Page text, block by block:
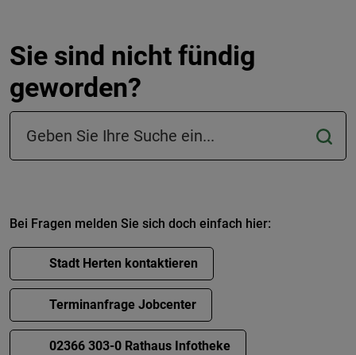
Sie sind nicht fündig
geworden?
Suchfeld in der Fußzeile
Bei Fragen melden Sie sich doch einfach hier:
Stadt Herten kontaktieren
Terminanfrage Jobcenter
02366 303-0 Rathaus Infotheke